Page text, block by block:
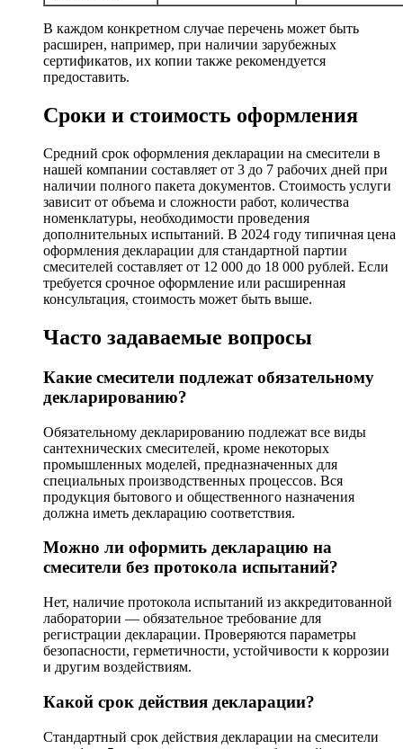
В каждом конкретном случае перечень может быть
расширен, например, при наличии зарубежных
сертификатов, их копии также рекомендуется
предоставить.
Сроки и стоимость оформления
Средний срок оформления декларации на смесители в
нашей компании составляет от 3 до 7 рабочих дней при
наличии полного пакета документов. Стоимость услуги
зависит от объема и сложности работ, количества
номенклатуры, необходимости проведения
дополнительных испытаний. В 2024 году типичная цена
оформления декларации для стандартной партии
смесителей составляет от 12 000 до 18 000 рублей. Если
требуется срочное оформление или расширенная
консультация, стоимость может быть выше.
Часто задаваемые вопросы
Какие смесители подлежат обязательному
декларированию?
Обязательному декларированию подлежат все виды
сантехнических смесителей, кроме некоторых
промышленных моделей, предназначенных для
специальных производственных процессов. Вся
продукция бытового и общественного назначения
должна иметь декларацию соответствия.
Можно ли оформить декларацию на
смесители без протокола испытаний?
Нет, наличие протокола испытаний из аккредитованной
лаборатории — обязательное требование для
регистрации декларации. Проверяются параметры
безопасности, герметичности, устойчивости к коррозии
и другим воздействиям.
Какой срок действия декларации?
Стандартный срок действия декларации на смесители